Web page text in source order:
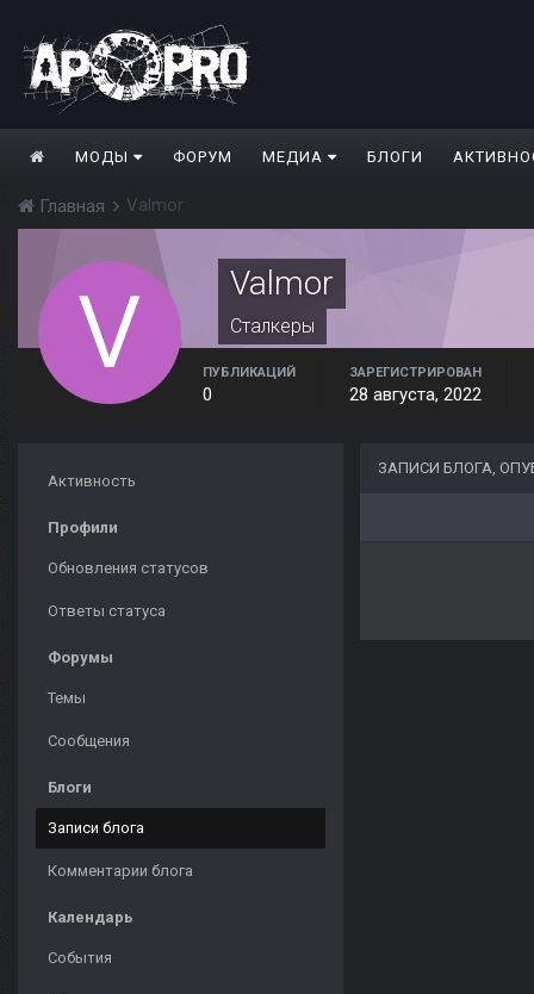
МОДЫ ФОРУМ МЕДИА БЛОГИ
Главная Valmor
Valmor
Сталкеры
ПУБЛИКАЦИЙ
0
ЗАРЕГИСТРИРОВАН
28 августа, 2022
Активность
Профили
Обновления статусов
Ответы статуса
Форумы
Темы
Сообщения
Блоги
Записи блога
Комментарии блога
Календарь
События
ЗАПИСИ БЛОГА,